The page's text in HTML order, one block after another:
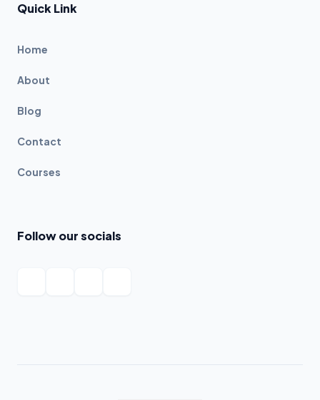
Quick Link
Home
About
Blog
Contact
Courses
Follow our socials